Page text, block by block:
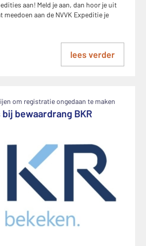
aan! Meld je aan, dan hoor je uit
meedoen aan de NVVK Expeditie je
lees verder
om registratie ongedaan te maken
bewaardrang BKR